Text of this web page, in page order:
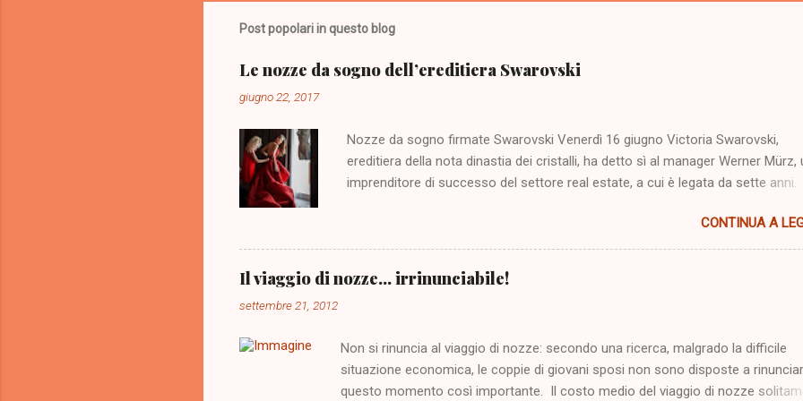
Post popolari in questo blog
Le nozze da sogno dell’ereditiera Swarovski
giugno 22, 2017
Nozze da sogno firmate Swarovski Venerdì 16 giugno Victoria Swarovski,
ereditiera della nota dinastia dei cristalli, ha detto sì al manager Werner Mürz,
imprenditore di successo del settore real estate, a cui è legata da sette anni.
Fiona Swarovski, è una vera it girl del jet set tedesco e austriaco: cantante
emergente, la sua carriera ha avuto inizio quando, a soli sedici anni, ha
contratto con la Sony Music per cantare il leitmotiv de Le Cronache di Narnia .
il loro matrimonio, i due neo sposi hanno organizzato un tre giorni di festa: i
l’evento è stata allestita una lunga tavola all’aperto sui toni dell’oro e del rosso
dress code era bianco per gli uomini e rosso per le donne. Per l’evento
indo...
CONTINUA A
Il viaggio di nozze... irrinunciabile!
settembre 21, 2012
Non si rinuncia al viaggio di nozze: secondo una ricerca, malgrado la difficile
situazione economica, le coppie di giovani sposi non sono disposte a
questo momento così importante. Il costo medio del viaggio di nozze